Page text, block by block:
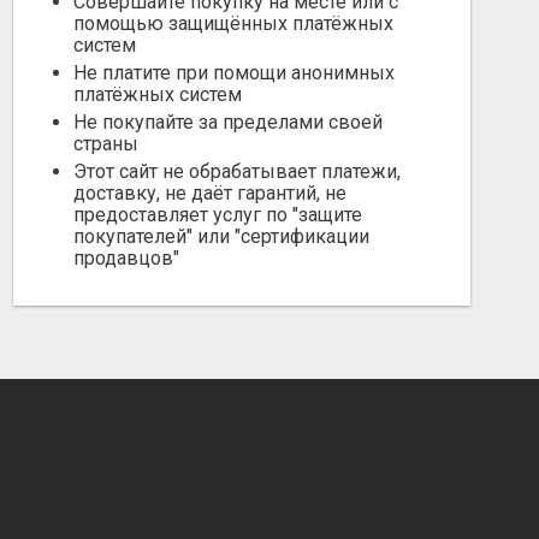
помощью защищённых платёжных
систем
Не платите при помощи анонимных
платёжных систем
Не покупайте за пределами своей
страны
Этот сайт не обрабатывает платежи,
доставку, не даёт гарантий, не
предоставляет услуг по "защите
покупателей" или "сертификации
продавцов"